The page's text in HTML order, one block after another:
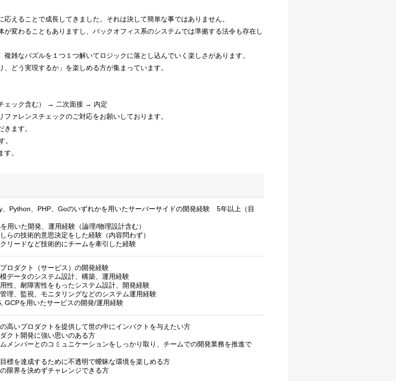
応えることで成長してきました。それは決して簡単な事ではありません。
変わることもありますし、バックオフィス系のシステムでは準拠する法令も存在し
雑なパズルを１つ１つ解いてロジックに落とし込んでいく楽しさがあります。
どう実現するか」を楽しめる方が集まっています。
ェック含む） → 二次面接 → 内定
ァレンスチェックのご対応をお願いしております。
ます。
。
。
、Python、PHP、Goのいずれかを用いたサーバーサイドの開発経験 5年以上（目
を用いた開発、運用経験（論理/物理設計含む）
しらの技術的意思決定をした経験（内容問わず）
クリードなど技術的にチームを牽引した経験
プロダクト（サービス）の開発経験
模データのシステム設計、構築、運用経験
用性、耐障害性をもったシステム設計、開発経験
管理、監視、モニタリングなどのシステム運用経験
GCPを用いたサービスの開発/運用経験
の高いプロダクトを提供して世の中にインパクトを与えたい方
ダクト開発に強い思いのある方
ムメンバーとのコミュニケーションをしっかり取り、チームでの開発業務を推進で
目標を達成するために不透明で曖昧な環境を楽しめる方
の限界を決めずチャレンジできる方